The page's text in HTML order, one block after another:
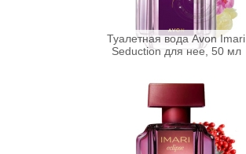
Туалетная вода Avon Imari
Seduction для нее, 50 мл